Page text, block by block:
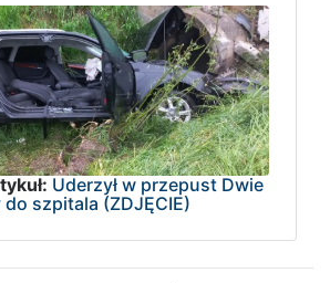
Uderzył w przepust Dwie
szpitala (ZDJĘCIE)